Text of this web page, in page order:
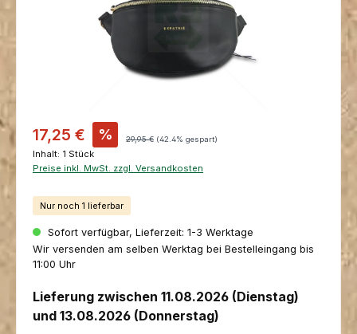
Verkaufspreis:
17,25 € % Regulärer Preis:
29,95 € (42.4% gespart)
Inhalt: 1 Stück
Preise inkl. MwSt. zzgl. Versandkosten
Nur noch 1 lieferbar
Sofort verfügbar, Lieferzeit: 1-3 Werktage
Wir versenden am selben Werktag bei Bestelleingang bis
11:00 Uhr
Lieferung zwischen 11.08.2026 (Dienstag)
und 13.08.2026 (Donnerstag)